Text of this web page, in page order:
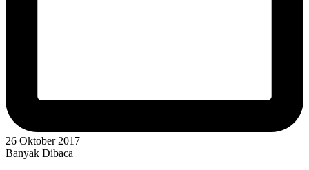
26 Oktober 2017
Banyak Dibaca